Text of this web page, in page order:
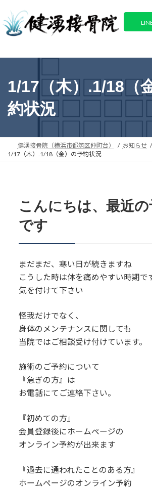
テ
ゲ
1/17（木）.1/18（
約状況
健湧接骨院（横浜市都筑区仲町台） お知らせ
1/17（木）.1/18（金）の予約状況
こんにちは、最近
です
まだまだ、寒い日が続きますね
こうした時は体を痛めやすい時期で
気を付けて下さい
怪我だけでなく、
身体のメンテナンスに関しても
当院ではご相談受け付けています。
施術のご予約について
『急ぎの方』は
お電話にてご連絡下さい。
『初めての方』
会員登録後にホームページの
オンライン予約が出来ます
『過去に通われたことのある方』
ホームページのオンライン予約